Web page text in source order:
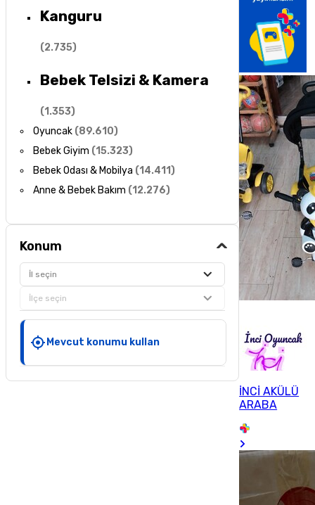
Kanguru
(2.735)
Bebek Telsizi & Kamera
(1.353)
Oyuncak (89.610)
Bebek Giyim (15.323)
Bebek Odası & Mobilya (14.411)
Anne & Bebek Bakım (12.276)
Konum
İl seçin
İlçe seçin
Mevcut konumu kullan
İNCİ AKÜLÜ
ARABA